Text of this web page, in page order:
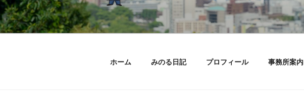
へ
ス
キ
ホーム みのる日記 プロフィール 事務所案内